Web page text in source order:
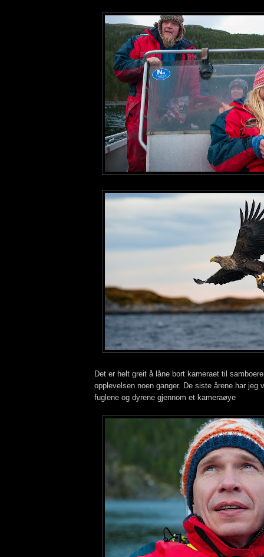
Det er helt greit å låne bort kameraet til
opplevelsen noen ganger. De siste årene har jeg
fuglene og dyrene gjennom et kameraøye